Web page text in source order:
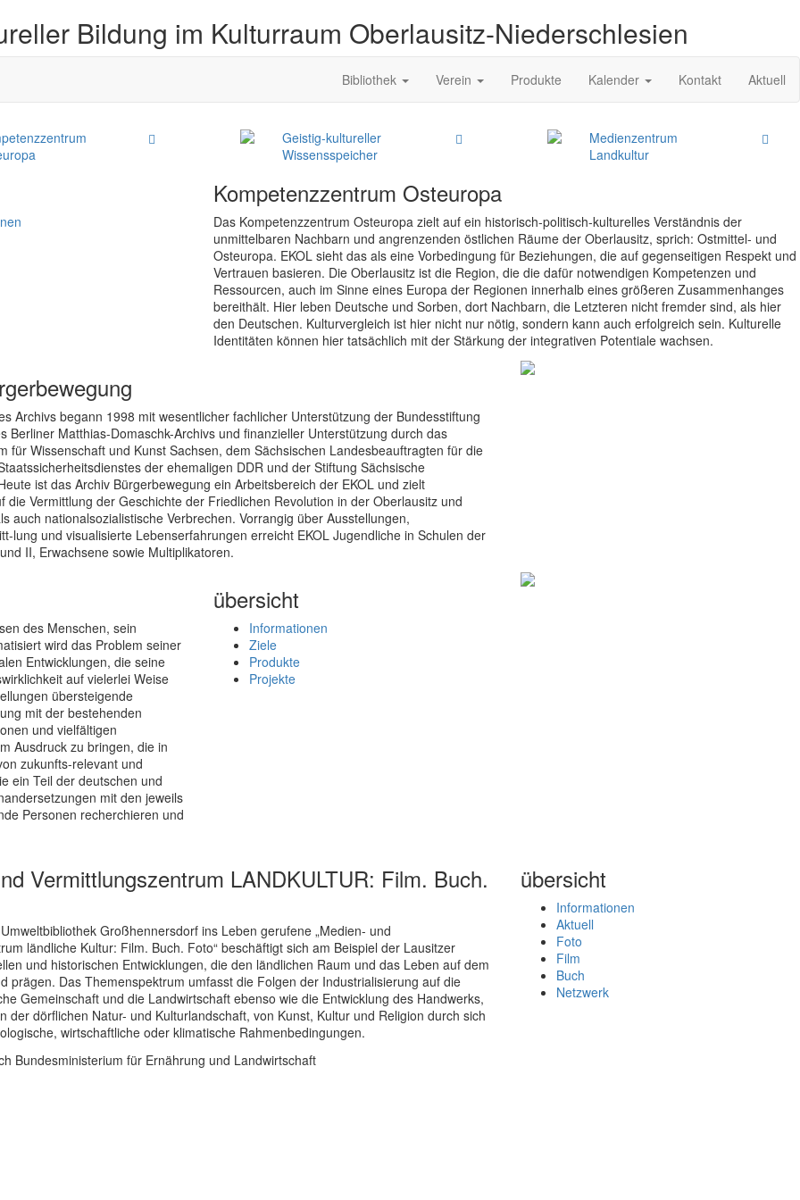
Bildung im Kulturraum Oberlausitz-Niederschlesien
Bibliothek Verein Produkte Kalender Kontakt Aktuell
Geistig-kultureller
Wissensspeicher
Medienzentrum
Landkultur
Kompetenzzentrum Osteuropa
Das Kompetenzzentrum Osteuropa zielt auf ein historisch-politisch-kulturelles Verständnis der
unmittelbaren Nachbarn und angrenzenden östlichen Räume der Oberlausitz, sprich: Ostmittel- und
Osteuropa. EKOL sieht das als eine Vorbedingung für Beziehungen, die auf gegenseitigen Respekt und
Vertrauen basieren. Die Oberlausitz ist die Region, die die dafür notwendigen Kompetenzen und
Ressourcen, auch im Sinne eines Europa der Regionen innerhalb eines größeren Zusammenhanges
bereithält. Hier leben Deutsche und Sorben, dort Nachbarn, die Letzteren nicht fremder sind, als hier
den Deutschen. Kulturvergleich ist hier nicht nur nötig, sondern kann auch erfolgreich sein. Kulturelle
Identitäten können hier tatsächlich mit der Stärkung der integrativen Potentiale wachsen.
Archivs begann 1998 mit wesentlicher fachlicher Unterstützung der Bundesstiftung
Berliner Matthias-Domaschk-Archivs und finanzieller Unterstützung durch das
für Wissenschaft und Kunst Sachsen, dem Sächsischen Landesbeauftragten für die
der ehemaligen DDR und der Stiftung Sächsische
ist das Archiv Bürgerbewegung ein Arbeitsbereich der EKOL und zielt
die Vermittlung der Geschichte der Friedlichen Revolution in der Oberlausitz und
auch nationalsozialistische Verbrechen. Vorrangig über Ausstellungen,
lung und visualisierte Lebenserfahrungen erreicht EKOL Jugendliche in Schulen der
II, Erwachsene sowie Multiplikatoren.
des Menschen, sein
wird das Problem seiner
Entwicklungen, die seine
auf vielerlei Weise
übersteigende
mit der bestehenden
und vielfältigen
Ausdruck zu bringen, die in
zukunfts-relevant und
ein Teil der deutschen und
mit den jeweils
Personen recherchieren und
übersicht
Informationen
Ziele
Produkte
Projekte
Vermittlungszentrum LANDKULTUR: Film. Buch.
Großhennersdorf ins Leben gerufene „Medien- und
ländliche Kultur: Film. Buch. Foto“ beschäftigt sich am Beispiel der Lausitzer
und historischen Entwicklungen, die den ländlichen Raum und das Leben auf dem
prägen. Das Themenspektrum umfasst die Folgen der Industrialisierung auf die
Gemeinschaft und die Landwirtschaft ebenso wie die Entwicklung des Handwerks,
der dörflichen Natur- und Kulturlandschaft, von Kunst, Kultur und Religion durch sich
wirtschaftliche oder klimatische Rahmenbedingungen.
übersicht
Informationen
Aktuell
Foto
Film
Buch
Netzwerk